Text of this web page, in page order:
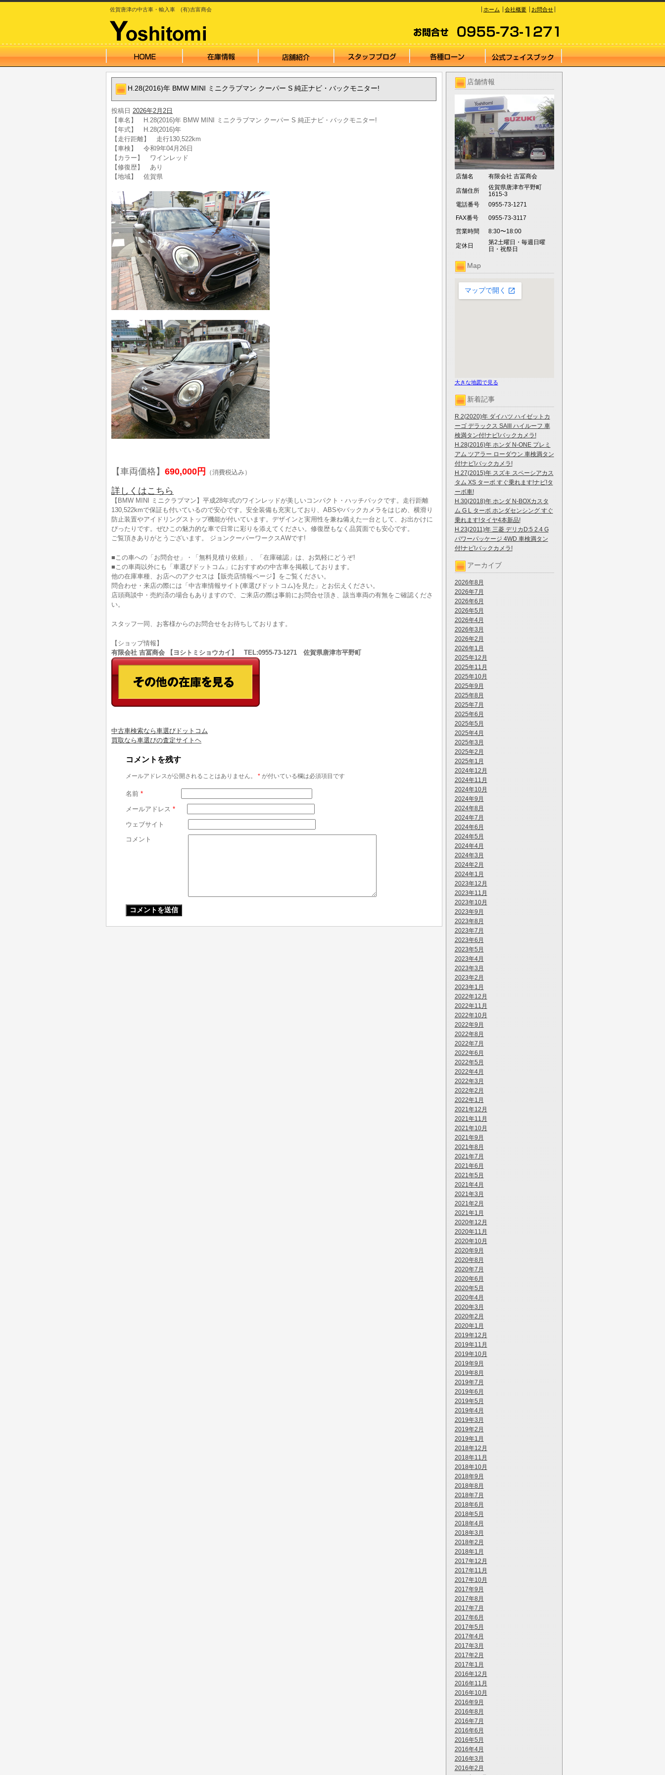
佐賀唐津の中古車・輸入車 (有)吉富商会 ホーム 会社概要 お問合せ
店舗情報
店舗名 有限会社 吉冨商会
店舗住所
佐賀県唐津市平野町
1615-3
電話番号
0955-73-1271
FAX番号
0955-73-3117
営業時間
8:30〜18:00
定休日
第2土曜日・毎週日曜
日・祝祭日
Map
大きな地図で見る
新着記事
R.2(2020)年 ダイハツ ハイゼットカ
ーゴ デラックス SAIII ハイルーフ 車
検満タン付!ナビ!バックカメラ!
H.28(2016)年 ホンダ N-ONE プレミ
アム ツアラー ローダウン 車検満タン
付!ナビ!バックカメラ!
H.27(2015)年 スズキ スペーシアカス
タム XS ターボ すぐ乗れます!ナビ!タ
ーボ車!
H.30(2018)年 ホンダ N-BOXカスタ
ム G L ターボ ホンダセンシング すぐ
乗れます!タイヤ4本新品!
H.23(2011)年 三菱 デリカD:5 2.4 G
パワーパッケージ 4WD 車検満タン
付!ナビ!バックカメラ!
アーカイブ
2026年8月
2026年7月
2026年6月
2026年5月
2026年4月
2026年3月
2026年2月
2026年1月
2025年12月
2025年11月
2025年10月
2025年9月
2025年8月
2025年7月
2025年6月
2025年5月
2025年4月
2025年3月
2025年2月
2025年1月
2024年12月
2024年11月
2024年10月
2024年9月
2024年8月
2024年7月
2024年6月
2024年5月
2024年4月
2024年3月
2024年2月
2024年1月
2023年12月
2023年11月
2023年10月
2023年9月
2023年8月
2023年7月
2023年6月
2023年5月
2023年4月
2023年3月
2023年2月
2023年1月
2022年12月
2022年11月
2022年10月
2022年9月
2022年8月
2022年7月
2022年6月
2022年5月
2022年4月
2022年3月
2022年2月
2022年1月
2021年12月
2021年11月
2021年10月
2021年9月
2021年8月
2021年7月
2021年6月
2021年5月
2021年4月
2021年3月
2021年2月
2021年1月
2020年12月
2020年11月
2020年10月
2020年9月
2020年8月
2020年7月
2020年6月
2020年5月
2020年4月
2020年3月
2020年2月
2020年1月
2019年12月
2019年11月
2019年10月
2019年9月
2019年8月
2019年7月
2019年6月
2019年5月
2019年4月
2019年3月
2019年2月
2019年1月
2018年12月
2018年11月
2018年10月
2018年9月
2018年8月
2018年7月
2018年6月
2018年5月
2018年4月
2018年3月
2018年2月
2018年1月
2017年12月
2017年11月
2017年10月
2017年9月
2017年8月
2017年7月
2017年6月
2017年5月
2017年4月
2017年3月
2017年2月
2017年1月
2016年12月
2016年11月
2016年10月
2016年9月
2016年8月
2016年7月
2016年6月
2016年5月
2016年4月
2016年3月
2016年2月
H.28(2016)年 BMW MINI ミニクラブマン クーパー S 純正ナビ・バックモニター!
投稿日 2026年2月2日
【車名】 H.28(2016)年 BMW MINI ミニクラブマン クーパー S 純正ナビ・バックモニター!
【年式】 H.28(2016)年
【走行距離】 走行130,522km
【車検】 令和9年04月26日
【カラー】 ワインレッド
【修復歴】 あり
【地域】 佐賀県
【車両価格】 690,000円 （消費税込み）
詳しくはこちら
【BMW MINI ミニクラブマン】平成28年式のワインレッドが美しいコンパクト・ハッチバックです。走行距離
130,522kmで保証も付いているので安心です。安全装備も充実しており、ABSやバックカメラをはじめ、横滑り
防止装置やアイドリングストップ機能が付いています。デザインと実用性を兼ね備えた一台として、お出かけに
ぴったりです。ぜひこの魅力的な車で日常に彩りを添えてください。修復歴もなく品質面でも安心です。
ご覧頂きありがとうございます。 ジョンクーパーワークスAWです!
■この車への「お問合せ」・「無料見積り依頼」、「在庫確認」は、お気軽にどうぞ!
■この車両以外にも「車選びドットコム」におすすめの中古車を掲載しております。
他の在庫車種、お店へのアクセスは【販売店情報ページ】をご覧ください。
問合わせ・来店の際には「中古車情報サイト(車選びドットコム)を見た」とお伝えください。
店頭商談中・売約済の場合もありますので、ご来店の際は事前にお問合せ頂き、該当車両の有無をご確認くださ
い。
スタッフ一同、お客様からのお問合せをお待ちしております。
【ショップ情報】
有限会社 吉冨商会 【ヨシトミショウカイ】 TEL:0955-73-1271 佐賀県唐津市平野町
中古車検索なら車選びドットコム
買取なら車選びの査定サイトヘ
コメントを残す
メールアドレスが公開されることはありません。 * が付いている欄は必須項目です
名前 *
メールアドレス *
ウェブサイト
コメント